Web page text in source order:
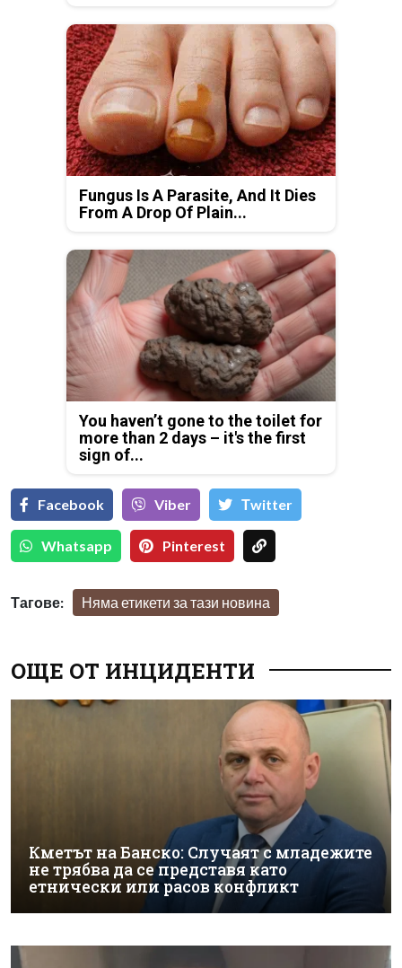
Fungus Is A Parasite, And It Dies
From A Drop Of Plain...
You haven’t gone to the toilet for
more than 2 days – it's the first
sign of...
Facebook Viber Тwitter
Whatsapp Pinterest
Тагове: Няма етикети за тази новина
ОЩЕ ОТ ИНЦИДЕНТИ
Кметът на Банско: Случаят с младежите
не трябва да се представя като
етнически или расов конфликт